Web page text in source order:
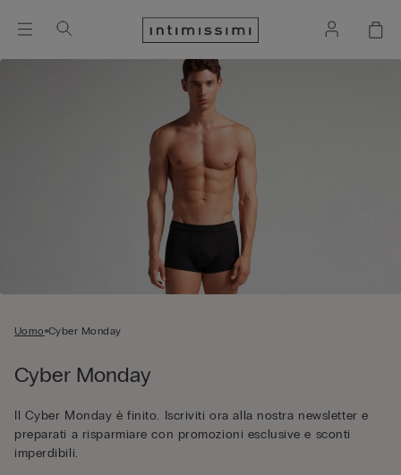
Uomo Cyber Monday
Cyber Monday
Il Cyber Monday è finito. Iscriviti ora alla nostra newsletter e
preparati a risparmiare con promozioni esclusive e sconti
imperdibili.